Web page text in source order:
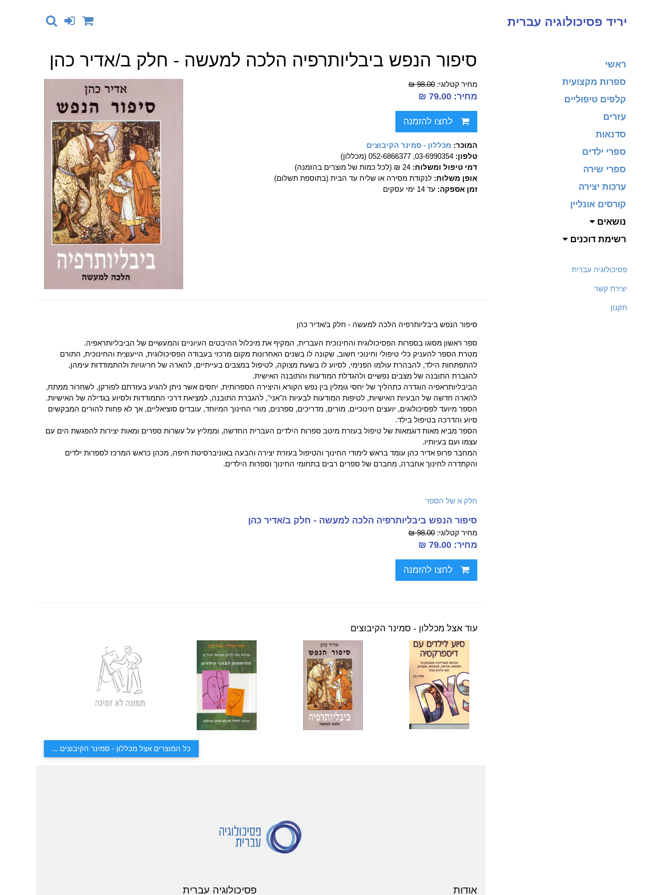
יריד פסיכולוגיה עברית
ראשי
ספרות מקצועית
קלפים טיפוליים
עזרים
סדנאות
ספרי ילדים
ספרי שירה
ערכות יצירה
קורסים אונליין
נושאים
רשימת דוכנים
פסיכולוגיה עברית
יצירת קשר
תקנון
סיפור הנפש ביבליותרפיה הלכה למעשה - חלק ב/אדיר כהן
מחיר קטלוגי: 98.00 ₪
מחיר: 79.00 ₪
לחצו להזמנה
המוכר: מכללון - סמינר הקיבוצים
טלפון: 03-6990354, 052-6866377 (מכללון)
דמי טיפול ומשלוח: 24 ₪ (לכל כמות של מוצרים בהזמנה)
אופן משלוח: לנקודת מסירה או שליח עד הבית (בתוספת תשלום)
זמן אספקה: עד 14 ימי עסקים
סיפור הנפש ביבליותרפיה הלכה למעשה - חלק ב/אדיר כהן
ספר ראשון מסוגו בספרות הפסיכולוגית והחינוכית העברית, המקיף את מיכלול ההיבטים העיוניים והמעשיים של הביבליותראפיה.
מטרת הספר להעניק כלי טיפולי וחינוכי חשוב, שקונה לו בשנים האחרונות מקום מרכזי בעבודה הפסיכולוגית, הייעוצית והחינוכית, התורם
להתפתחות הילד, להבהרת עולמו הפנימי, לסיוע לו בשעת מצוקה, לטיפול במצבים בעייתיים, להארה של חריגויות ולהתמודדות עימהן,
להגברת התובנה של מצבים נפשיים ולהגדלת המודעות והתובנה האישית.
הביבליותראפיה הוגדרה כתהליך של יחסי גומלין בין נפש הקורא והיצירה הספרותית, יחסים אשר ניתן להגיע בעזרתם לפורקן, לשחרור ממתח,
להארה חדשה של הבעיות האישיות, לטיפות המודעות לבעיות ה"אני", להגברת התובנה, למציאת דרכי התמודדות ולסיוע בגדילה של האישיות.
הספר מיועד לפסיכולוגים, יועצים חינוכיים, מורים, מדריכים, ספרנים, מורי החינוך המיוחד, עובדים סוציאליים, אך לא פחות להורים המבקשים
סיוע והדרכה בטיפול בילד.
הספר מביא מאות דוגמאות של טיפול בעזרת מיטב ספרות הילדים העברית החדשה, וממליץ על עשרות ספרים ומאות יצירות להפגשת הים עם
עצמו ועם בעיותיו.
המחבר פרופ אדיר כהן עומד בראש לימודי החינוך והטיפול בעזרת יצירה והבעה באוניברסיטת חיפה, מכהן כראש המרכז לספרות ילדים
והקתדרה לחינוך אחברה, מחברם של ספרים רבים בתחומי החינוך וספרות הילדים.
חלק א של הספר
סיפור הנפש ביבליותרפיה הלכה למעשה - חלק ב/אדיר כהן
מחיר קטלוגי: 98.00 ₪
מחיר: 79.00 ₪
לחצו להזמנה
עוד אצל מכללון - סמינר הקיבוצים
כל המוצרים אצל מכללון - סמינר הקיבוצים ...
אודות פסיכולוגיה עברית